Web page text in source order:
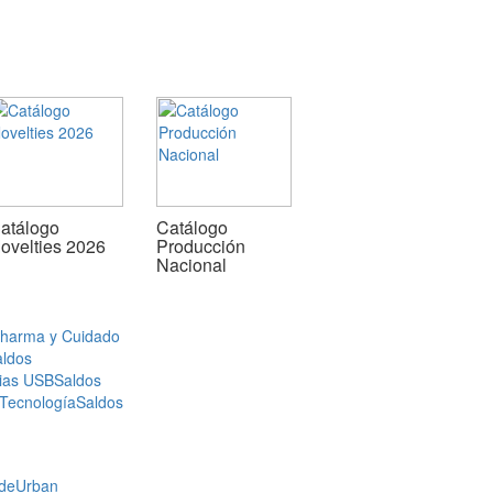
2026
Catálogo
Producción
Nacional
y Cuidado
USBSaldos
Saldos
Urban